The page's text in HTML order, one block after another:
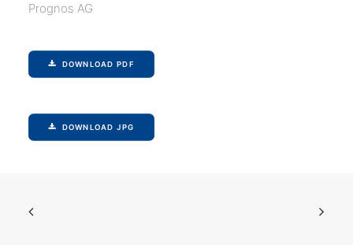
Prognos AG
DOWNLOAD PDF
DOWNLOAD JPG